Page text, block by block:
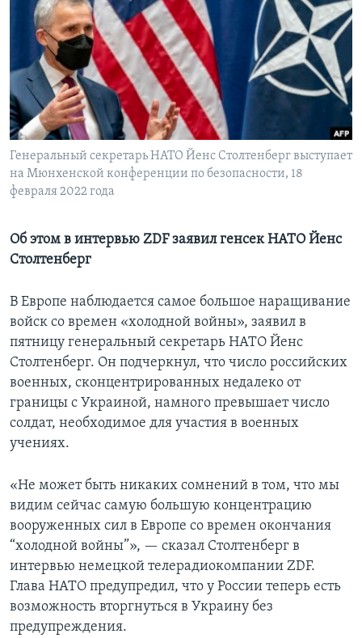
Learning English
СОЦИАЛЬНЫЕ СЕТИ
Генеральный секретарь НАТО Йенс Столтенберг выступает
на Мюнхенской конференции по безопасности, 18
февраля 2022 года
Об этом в интервью ZDF заявил генсек НАТО Йенс
Столтенберг
В Европе наблюдается самое большое наращивание
войск со времен «холодной войны», заявил в
пятницу генеральный секретарь НАТО Йенс
Столтенберг. Он подчеркнул, что число российских
военных, сконцентрированных недалеко от
границы с Украиной, намного превышает число
солдат, необходимое для участия в военных
учениях.
«Не может быть никаких сомнений в том, что мы
видим сейчас самую большую концентрацию
вооруженных сил в Европе со времен окончания
“холодной войны”», — сказал Столтенберг в
интервью немецкой телерадиокомпании ZDF.
Глава НАТО предупредил, что у России теперь есть
возможность вторгнуться в Украину без
предупреждения.